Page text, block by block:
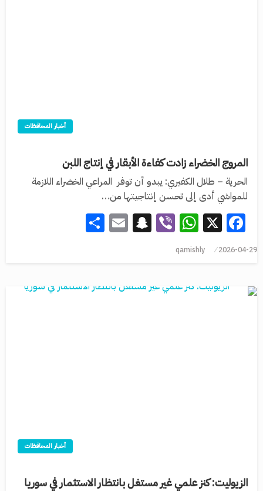
أخبار المحافظات
المروج الخضراء زادت كفاءة الأبقار في إنتاج اللبن
الحرية – طلال الكفيري: يبدو أن توفر المراعي الخضراء اللازمة
للمواشي أدى إلى تحسن إنتاجيتها من…
Facebook
X
WhatsApp
Viber
Snapchat
Email
2026-04-29
qamishly
أخبار المحافظات
الزيوليت: كنز علمي غير مستغل بانتظار الاستثمار في سوريا